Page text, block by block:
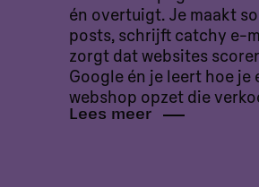
én overtuigt. Je maakt
posts, schrijft catchy e-
zorgt dat websites
Google én je leert hoe je
webshop opzet die
Lees meer